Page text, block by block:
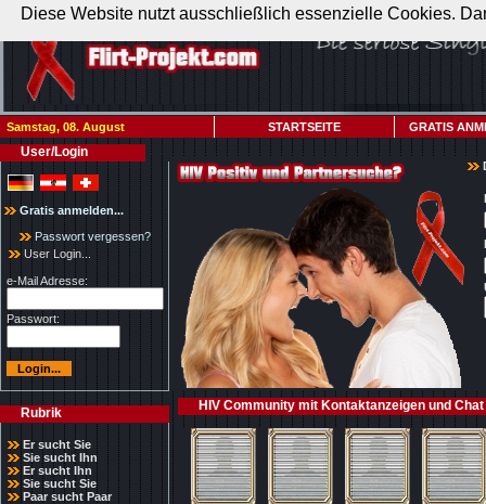
Samstag, 08. August STARTSEITE GRATIS
User/Login
Gratis anmelden...
Passwort vergessen?
User Login...
e-Mail Adresse:
Passwort:
Rubrik
Er sucht Sie
Sie sucht Ihn
Er sucht Ihn
Sie sucht Sie
Paar sucht Paar
HIV Community mit Kontaktanzeigen und
Diese Website nutzt ausschließlich essenzielle Cookies.